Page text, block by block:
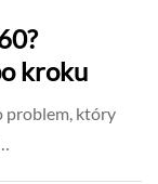
kroku
problem, który